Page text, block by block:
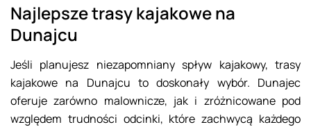
Najlepsze trasy kajakowe na
Dunajcu
Jeśli planujesz niezapomniany spływ kajakowy, trasy
kajakowe na Dunajcu to doskonały wybór. Dunajec
oferuje zarówno malownicze, jak i zróżnicowane pod
względem trudności odcinki, które zachwycą każdego